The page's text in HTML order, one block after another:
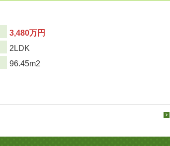
3,480万円
2LDK
96.45m2